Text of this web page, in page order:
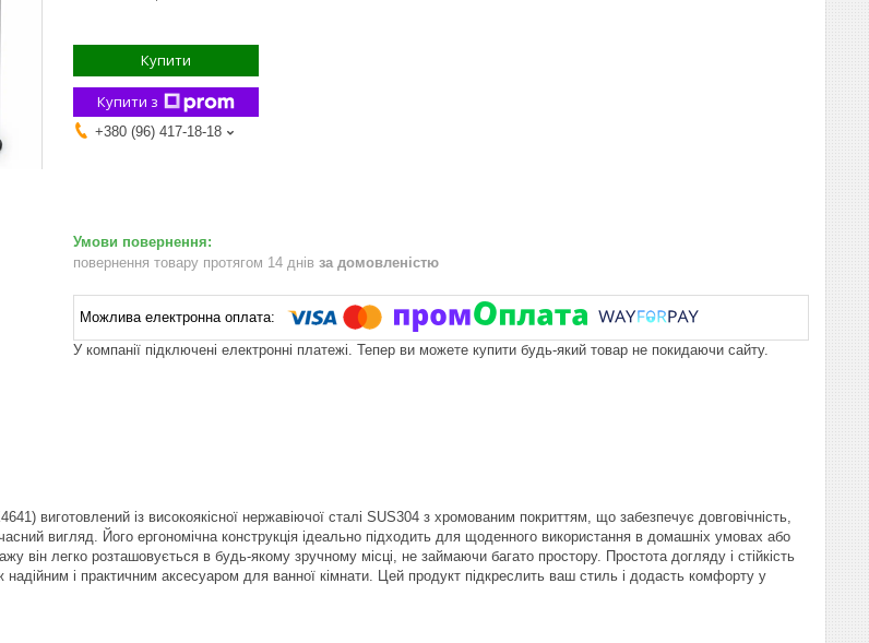
Купити
Купити з
+380 (96) 417-18-18
повернення товару протягом 14 днів за домовленістю
У компанії підключені електронні платежі. Тепер ви можете купити будь-який товар не покидаючи сайту.
виготовлений із високоякісної нержавіючої сталі SUS304 з хромованим покриттям, що забезпечує довговічність,
вигляд. Його ергономічна конструкція ідеально підходить для щоденного використання в домашніх умовах або
він легко розташовується в будь-якому зручному місці, не займаючи багато простору. Простота догляду і стійкість
надійним і практичним аксесуаром для ванної кімнати. Цей продукт підкреслить ваш стиль і додасть комфорту у